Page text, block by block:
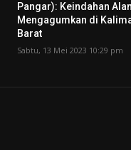
Pangar): Keindahan
Mengagumkan di
Barat
Sabtu, 13 Mei 2023 10:29 pm